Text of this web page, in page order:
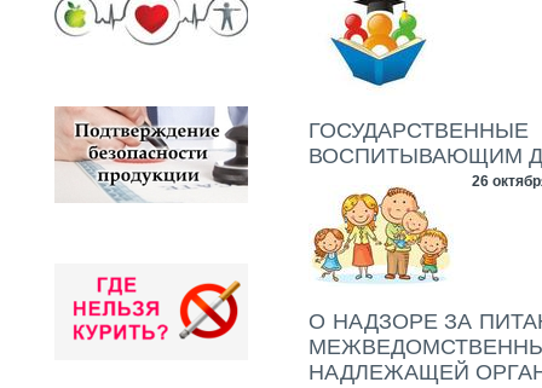
ВОСПИТЫВАЮЩИМ
26
О НАДЗОРЕ ЗА
НАДЛЕЖАЩЕЙ